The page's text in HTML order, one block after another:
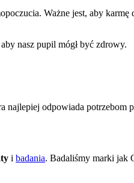
Ważne jest, aby karmę
nasz pupil mógł być zdrowy.
najlepiej odpowiada potrzebom
i badania. Badaliśmy marki jak